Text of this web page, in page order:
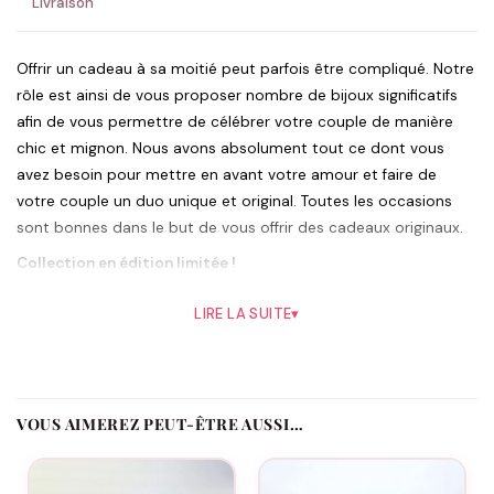
Offrir un cadeau à sa moitié peut parfois être compliqué. Notre
rôle est ainsi de vous proposer nombre de bijoux significatifs
afin de vous permettre de célébrer votre couple de manière
chic et mignon. Nous avons absolument tout ce dont vous
avez besoin pour mettre en avant votre amour et faire de
votre couple un duo unique et original. Toutes les occasions
sont bonnes dans le but de vous offrir des cadeaux originaux.
Collection en édition limitée !
conseillons de le vernir avec un vernis de protection avant son
création sublime qui symbolise la connexion et l’amour éternel
LIRE LA SUITE▾
VOUS AIMEREZ PEUT-ÊTRE AUSSI…